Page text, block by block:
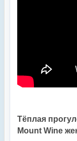
Тёплая
Mount Wine